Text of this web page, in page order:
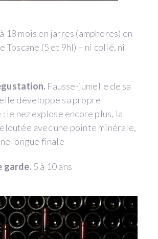
18 mois en jarres (amphores) en
Toscane (5 et 9hl) – ni collé, ni
Fausse-jumelle de sa
développe sa propre
le nez explose encore plus, la
avec une pointe minérale,
longue finale
garde.5 à 10 ans